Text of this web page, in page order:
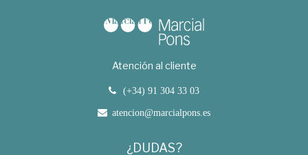
Atención al cliente
(+34) 91 304 33 03
atencion@marcialpons.es
¿DUDAS?